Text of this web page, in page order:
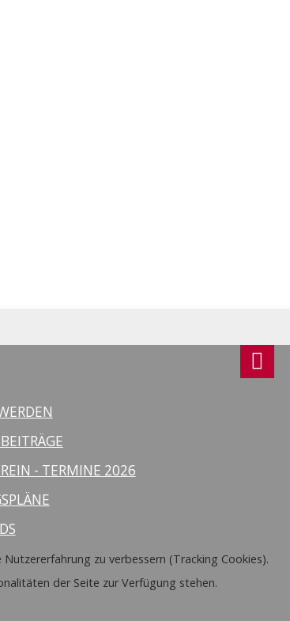
- TERMINE 2026
zu verbessern (Tracking Cookies).
der Seite zur Verfügung stehen.